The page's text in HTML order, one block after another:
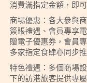
消費滿指定金額，即
商場優惠：各大參與
簽賬禮遇、會員專享
贈電子優惠券，會員
多家指定食肆亦同步
特色禮遇：多個商場
下的訪港旅客提供專